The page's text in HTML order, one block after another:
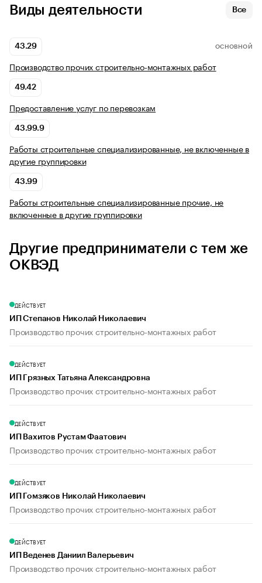
Виды деятельности Все
43.29 ОСНОВНОЙ
Производство прочих строительно-монтажных работ
49.42
Предоставление услуг по перевозкам
43.99.9
Работы строительные специализированные, не включенные в
другие группировки
43.99
Работы строительные специализированные прочие, не
включенные в другие группировки
Другие предприниматели с тем же
ОКВЭД
ДЕЙСТВУЕТ
ИП Степанов Николай Николаевич
Производство прочих строительно-монтажных работ
ДЕЙСТВУЕТ
ИП Грязных Татьяна Александровна
Производство прочих строительно-монтажных работ
ДЕЙСТВУЕТ
ИП Вахитов Рустам Фаатович
Производство прочих строительно-монтажных работ
ДЕЙСТВУЕТ
ИП Гомзяков Николай Николаевич
Производство прочих строительно-монтажных работ
ДЕЙСТВУЕТ
ИП Веденев Даниил Валерьевич
Производство прочих строительно-монтажных работ